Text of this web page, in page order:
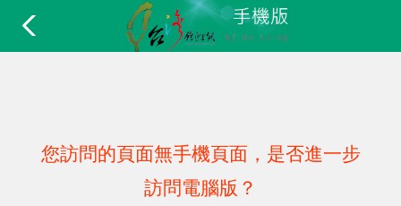
您訪問的頁面無手機頁面，是否進一步
訪問電腦版？